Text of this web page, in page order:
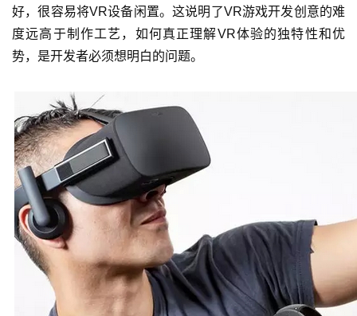
7
月
0
日
游
茶
对
接
好，很容易将VR设备闲置。这说明了VR游戏开发创意的难
度远高于制作工艺，如何真正理解VR体验的独特性和优
势，是开发者必须想明白的问题。